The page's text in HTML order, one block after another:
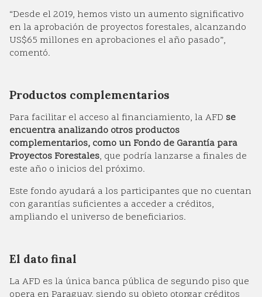
“Desde el 2019, hemos visto un aumento significativo
en la aprobación de proyectos forestales, alcanzando
US$65 millones en aprobaciones el año pasado”,
comentó.
Productos complementarios
Para facilitar el acceso al financiamiento, la AFD se
encuentra analizando otros productos
complementarios, como un Fondo de Garantía para
Proyectos Forestales, que podría lanzarse a finales de
este año o inicios del próximo.
Este fondo ayudará a los participantes que no cuentan
con garantías suficientes a acceder a créditos,
ampliando el universo de beneficiarios.
El dato final
La AFD es la única banca pública de segundo piso que